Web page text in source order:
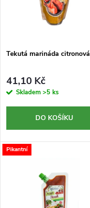
p
r
o
d
u
s
p
r
d
Tekutá marináda citronová
41,10 Kč
Skladem >5 ks
DO KOŠÍKU
Pikantní